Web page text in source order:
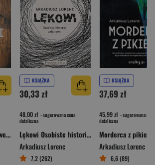
Ukryci. Głosy z kryjówek przed Zagładą
KSIĄŻKA
30,33 zł
48,00 zł - sugerowana cena
detaliczna
Lękowi Osobiste historie zaburzeń
Arkadiusz Lorenc
7,2 (262)
KSIĄŻKA
37,69 zł
45,99 zł - sugerowana cena
detaliczna
Morderca z pikiety
Arkadiusz Lorenc
6,6 (89)